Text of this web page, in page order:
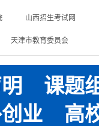
山西招生考试网
天津市教育委员会
课题
业
高